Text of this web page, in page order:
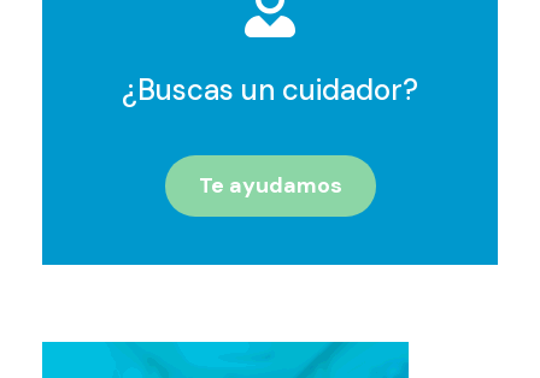
¿Buscas un cuidador?
Te ayudamos